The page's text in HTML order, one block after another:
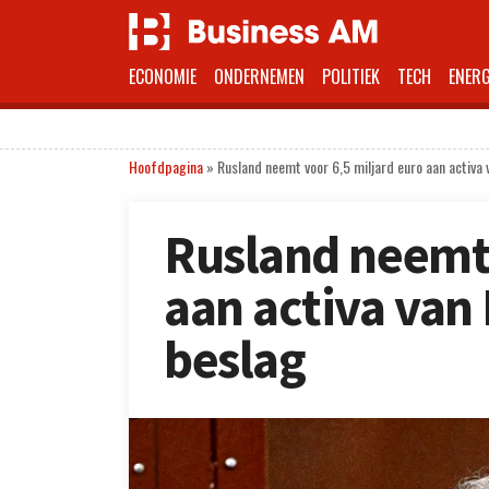
ECONOMIE ONDERNEMEN POLITIEK TECH
Hoofdpagina» Rusland neemt voor 6,5 miljard euro aan
Rusland
aan activa
beslag